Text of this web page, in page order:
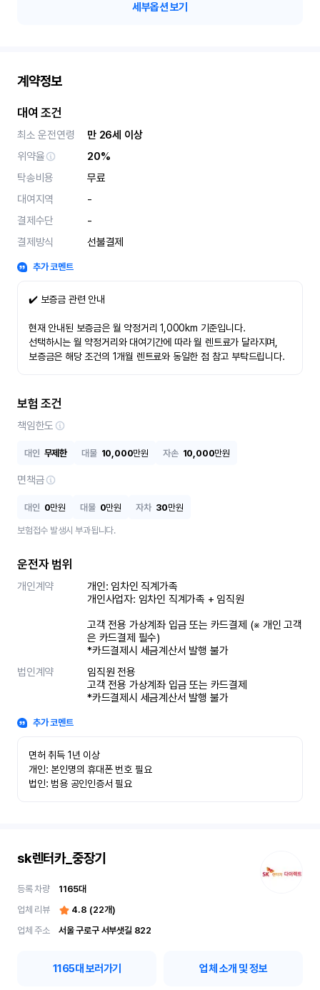
세부옵션 보기
계약정보
대여 조건
최소 운전연령
만 26세 이상
위약율
20%
탁송비용
무료
대여지역
-
결제수단
-
결제방식
선불결제
추가 코멘트
✔️ 보증금 관련 안내
현재 안내된 보증금은 월 약정거리 1,000km 기준입니다.
선택하시는 월 약정거리와 대여기간에 따라 월 렌트료가 달라지며,
보증금은 해당 조건의 1개월 렌트료와 동일한 점 참고 부탁드립니다.
보험 조건
책임한도
대인 무제한 대물 10,000만원 자손 10,000만원
면책금
대인 0만원 대물 0만원 자차 30만원
보험접수 발생시 부과됩니다.
운전자 범위
개인계약
개인: 임차인 직계가족
개인사업자: 임차인 직계가족 + 임직원
고객 전용 가상계좌 입금 또는 카드결제 (※ 개인 고객
은 카드결제 필수)
*카드결제시 세금계산서 발행 불가
법인계약
임직원 전용
고객 전용 가상계좌 입금 또는 카드결제
*카드결제시 세금계산서 발행 불가
추가 코멘트
면허 취득 1년 이상
개인: 본인명의 휴대폰 번호 필요
법인: 범용 공인인증서 필요
sk렌터카_중장기
등록 차량 1165대
업체 리뷰
4.8 (22개)
업체 주소
서울 구로구 서부샛길 822
1165대 보러가기 업체 소개 및 정보